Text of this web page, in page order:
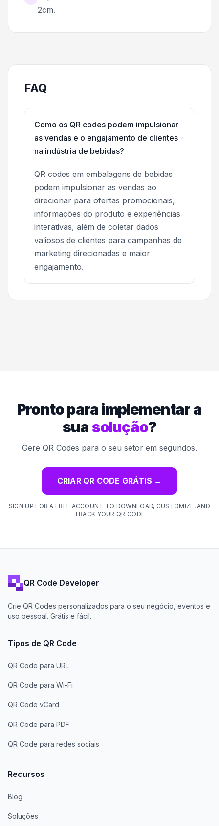
2cm.
FAQ
Como os QR codes podem impulsionar
as vendas e o engajamento de clientes
na indústria de bebidas?
QR codes em embalagens de bebidas
podem impulsionar as vendas ao
direcionar para ofertas promocionais,
informações do produto e experiências
interativas, além de coletar dados
valiosos de clientes para campanhas de
marketing direcionadas e maior
engajamento.
Pronto para implementar a
suasolução?
Gere QR Codes para o seu setor em segundos.
CRIAR QR CODE GRÁTIS →
SIGN UP FOR A FREE ACCOUNT TO DOWNLOAD, CUSTOMIZE, AND
TRACK YOUR QR CODE
QR Code Developer
Crie QR Codes personalizados para o seu negócio, eventos e
uso pessoal. Grátis e fácil.
Tipos de QR Code
QR Code para URL
QR Code para Wi-Fi
QR Code vCard
QR Code para PDF
QR Code para redes sociais
Recursos
Blog
Soluções